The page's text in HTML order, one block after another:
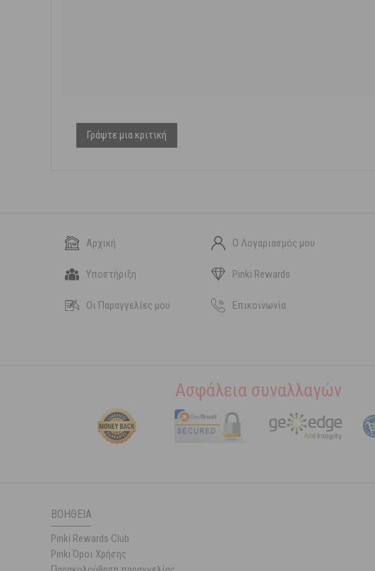
Γράψτε μια κριτική
Αρχική Ο Λογαριασμός μου
Υποστήριξη Pinki Rewards
Οι Παραγγελίες μου Επικοινωνία
Ασφάλεια συναλλαγών
ΒΟΉΘΕΙΑ
Pinki Rewards Club
Pinki Όροι Χρήσης